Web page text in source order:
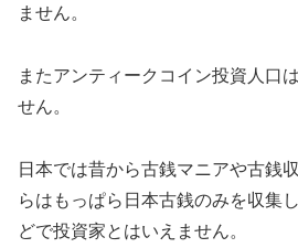
ません。
またアンティークコイン投資人口
せん。
日本では昔から古銭マニアや古銭
らはもっぱら日本古銭のみを収集
どで投資家とはいえません。